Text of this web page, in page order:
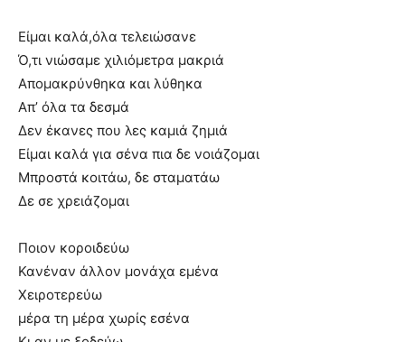
Είμαι καλά,όλα τελειώσανε
Ό,τι νιώσαμε χιλιόμετρα μακριά
Απομακρύνθηκα και λύθηκα
Απ’ όλα τα δεσμά
Δεν έκανες που λες καμιά ζημιά
Είμαι καλά για σένα πια δε νοιάζομαι
Μπροστά κοιτάω, δε σταματάω
Δε σε χρειάζομαι
Ποιον κοροιδεύω
Κανέναν άλλον μονάχα εμένα
Χειροτερεύω
μέρα τη μέρα χωρίς εσένα